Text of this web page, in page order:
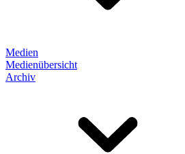
Medien
Medienübersicht
Archiv